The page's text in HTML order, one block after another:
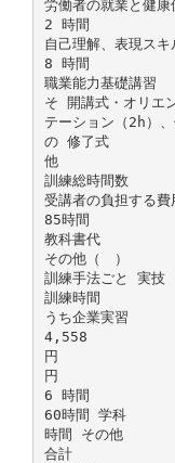
労働者の就業と健
2 時間
自己理解、表現ス
8 時間
職業能力基礎講習
そ 開講式・オリエ
テーション（2h）、
の 修了式
他
訓練総時間数
受講者の負担する費
85時間
教科書代
その他（ ）
訓練手法ごと 実技
訓練時間
うち企業実習
4,558
円
円
6 時間
60時間 学科
時間 その他
合計